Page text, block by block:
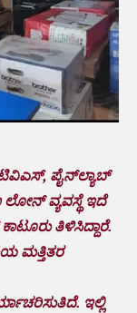
ಪೈನ್‌ಲ್ಯಾಬ್
ಲೋನ್ ವ್ಯವಸ್ಥೆ ಇದೆ
ತಿಳಿಸಿದ್ದಾರೆ.
ಮತ್ತಿತರ
ಇಲ್ಲಿ